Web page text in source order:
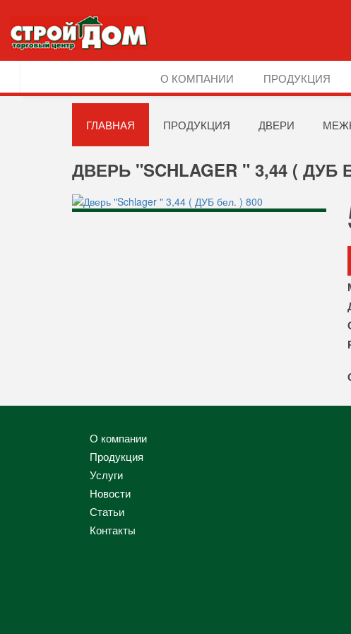
О КОМПАНИИ ПРОДУКЦИЯ
ГЛАВНАЯ ПРОДУКЦИЯ ДВЕРИ
ДВЕРЬ "SCHLAGER " 3,44 ( ДУБ
О компании
Продукция
Услуги
Новости
Статьи
Контакты